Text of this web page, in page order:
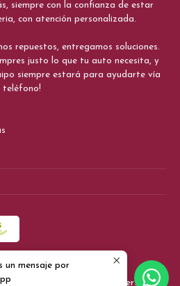
siempre con la confianza de estar
con atención personalizada.
repuestos, entregamos soluciones.
justo lo que tu auto necesita, y
siempre estará para ayudarte vía
teléfono!
Desarrollado por Jumpseller.
un mensaje por